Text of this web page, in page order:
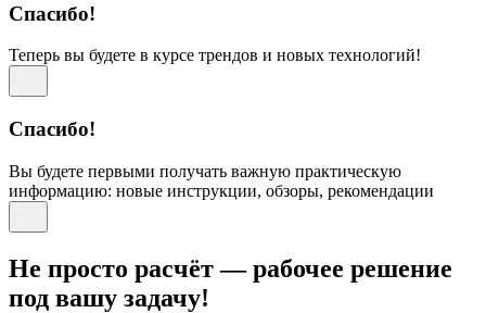
Спасибо!
Теперь вы будете в курсе трендов и новых технологий!
Спасибо!
Вы будете первыми получать важную практическую
информацию: новые инструкции, обзоры, рекомендации
Не просто расчёт — рабочее решение
под вашу задачу!